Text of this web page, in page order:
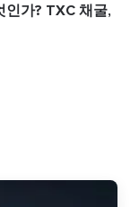
인가? TXC 채굴,